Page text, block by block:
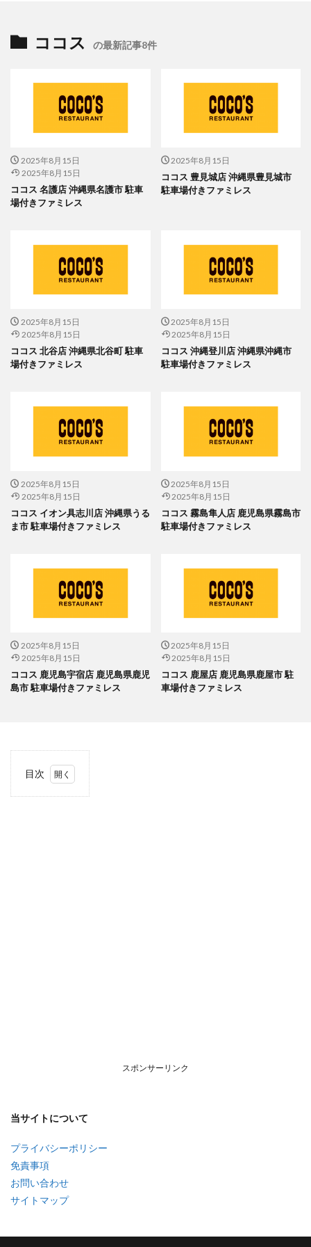
ココス の最新記事8件
2025年8月15日
2025年8月15日
ココス 名護店 沖縄県名護市 駐車
場付きファミレス
2025年8月15日
ココス 豊見城店 沖縄県豊見城市
駐車場付きファミレス
2025年8月15日
2025年8月15日
ココス 北谷店 沖縄県北谷町 駐車
場付きファミレス
2025年8月15日
2025年8月15日
ココス 沖縄登川店 沖縄県沖縄市
駐車場付きファミレス
2025年8月15日
2025年8月15日
ココス イオン具志川店 沖縄県うる
ま市 駐車場付きファミレス
2025年8月15日
2025年8月15日
ココス 霧島隼人店 鹿児島県霧島市
駐車場付きファミレス
2025年8月15日
2025年8月15日
ココス 鹿児島宇宿店 鹿児島県鹿児
島市 駐車場付きファミレス
2025年8月15日
2025年8月15日
ココス 鹿屋店 鹿児島県鹿屋市 駐
車場付きファミレス
目次
スポンサーリンク
当サイトについて
プライバシーポリシー
免責事項
お問い合わせ
サイトマップ